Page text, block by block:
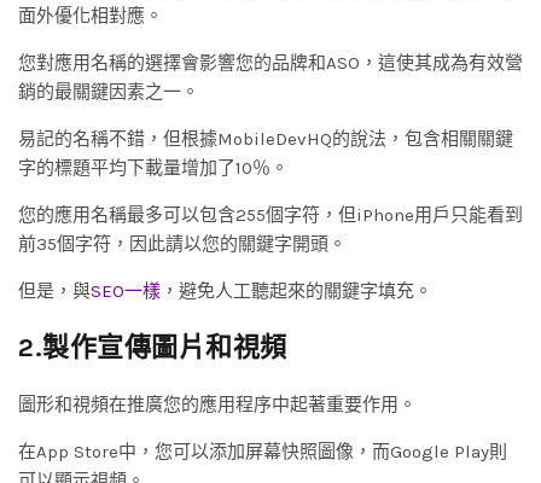
面外優化相對應。
您對應用名稱的選擇會影響您的品牌和ASO，這使其成為有效營
銷的最關鍵因素之一。
易記的名稱不錯，但根據MobileDevHQ的說法，包含相關關鍵
字的標題平均下載量增加了10％。
您的應用名稱最多可以包含255個字符，但iPhone用戶只能看到
前35個字符，因此請以您的關鍵字開頭。
但是，與SEO一樣 ，避免人工聽起來的關鍵字填充。
2.製作宣傳圖片和視頻
圖形和視頻在推廣您的應用程序中起著重要作用。
在App Store中，您可以添加屏幕快照圖像，而Google Play則